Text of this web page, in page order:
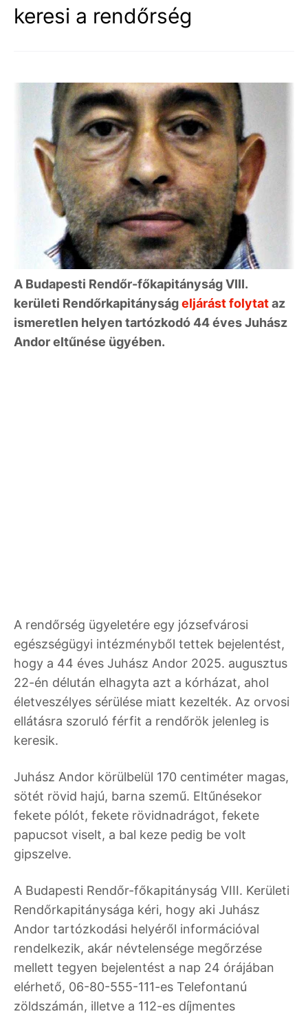
keresi a rendőrség
A Budapesti Rendőr-főkapitányság VIII.
kerületi Rendőrkapitányságeljárást folytataz
ismeretlen helyen tartózkodó 44 éves Juhász
Andor eltűnése ügyében.
A rendőrség ügyeletére egy józsefvárosi
egészségügyi intézményből tettek bejelentést,
hogy a 44 éves Juhász Andor 2025. augusztus
22-én délután elhagyta azt a kórházat, ahol
életveszélyes sérülése miatt kezelték. Az orvosi
ellátásra szoruló férfit a rendőrök jelenleg is
keresik.
Juhász Andor körülbelül 170 centiméter magas,
sötét rövid hajú, barna szemű. Eltűnésekor
fekete pólót, fekete rövidnadrágot, fekete
papucsot viselt, a bal keze pedig be volt
gipszelve.
A Budapesti Rendőr-főkapitányság VIII. Kerületi
Rendőrkapitánysága kéri, hogy aki Juhász
Andor tartózkodási helyéről információval
rendelkezik, akár névtelensége megőrzése
mellett tegyen bejelentést a nap 24 órájában
elérhető, 06-80-555-111-es Telefontanú
zöldszámán, illetve a 112-es díjmentes